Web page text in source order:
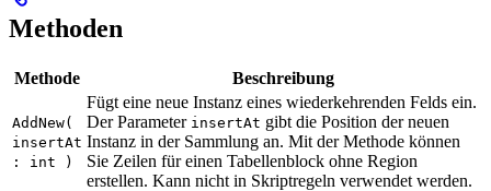
Methoden
Methode Beschreibung
AddNew(
insertAt
: int )
Fügt eine neue Instanz eines wiederkehrenden Felds ein.
Der Parameter insertAt gibt die Position der neuen
Instanz in der Sammlung an. Mit der Methode können
Sie Zeilen für einen Tabellenblock ohne Region
erstellen. Kann nicht in Skriptregeln verwendet werden.